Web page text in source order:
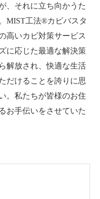
、それに立ち向かうた
MIST工法®カビバスタ
高いカビ対策サービス
に応じた最適な解決策
解放され、快適な生活
だけることを誇りに思
。私たちが皆様のお住
お手伝いをさせていた